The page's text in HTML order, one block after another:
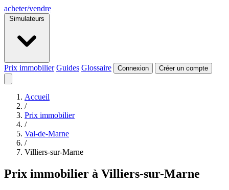
acheter/vendre
Simulateurs
Prix immobilier Guides Glossaire Connexion Créer un compte
Accueil
/
Prix immobilier
/
Val-de-Marne
/
Villiers-sur-Marne
Prix immobilier à Villiers-sur-Marne